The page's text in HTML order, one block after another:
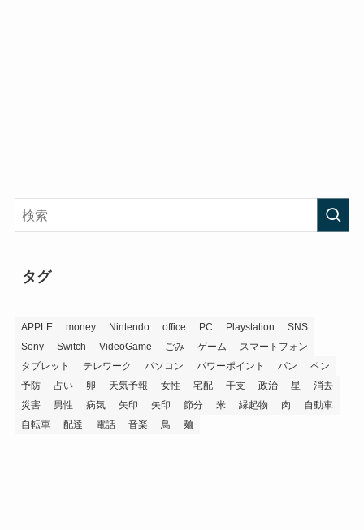
タグ
APPLE money Nintendo office PC Playstation
SNS
Sony
Switch VideoGame ごみ ゲーム
スマートフォン
タブレット
テレワーク パソコン パワーポイント パン
ペン
予防
占い 卵 天気予報 女性 宅配 干支 政治 星
消去
災害
男性 病気 矢印 矢印 節分 米 縁起物 肉
自動車
自転車
配達 電話 音楽 鳥 麺